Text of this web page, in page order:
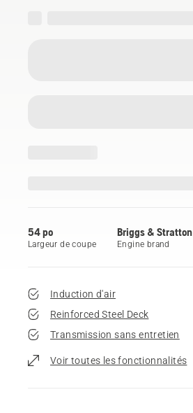
54 po
Largeur de coupe
Briggs & Stratton
Engine brand
Induction d'air
Reinforced Steel Deck
Transmission sans entretien
Voir toutes les fonctionnalités